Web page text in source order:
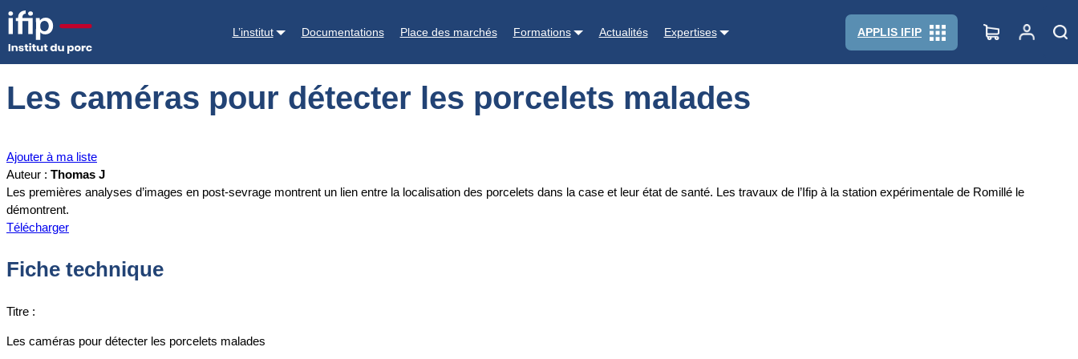
L’institut Documentations Place des marchés Formations Actualités Expertises APPLIS IFIP
Accueil Documentations
Les caméras pour détecter les porcelets malades
Ajouter à ma liste
Auteur : Thomas J
Les premières analyses d’images en post-sevrage montrent un lien entre la localisation des porcelets dans la case et leur état de santé. Les travaux de l’Ifip à la station expérimentale de Romillé le
démontrent.
Télécharger
Fiche technique
Titre :
Les caméras pour détecter les porcelets malades